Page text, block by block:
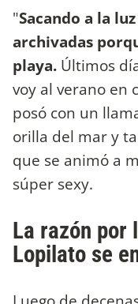
"Sacando a la
archivadas
playa. Últimos
voy al verano en
posó con un
orilla del mar y
que se animó a
súper sexy.
La razón por
Lopilato se